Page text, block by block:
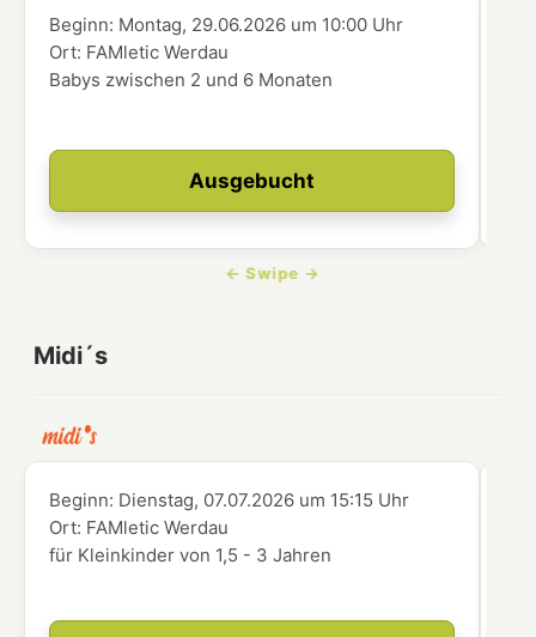
Ausgebucht
Beginn: Montag, 29.06.2026 um 10:00 Uhr
Ort: FAMletic Werdau
Babys zwischen 2 und 6 Monaten
Midi´s
Beginn: Dienstag, 07.07.2026 um 15:15 Uhr
Ort: FAMletic Werdau
für Kleinkinder von 1,5 - 3 Jahren